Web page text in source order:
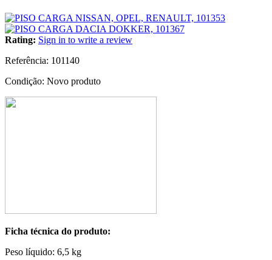
Rating: Sign in to write a review
Referência: 101140
Condição: Novo produto
Ficha técnica do produto:
Peso líquido: 6,5 kg